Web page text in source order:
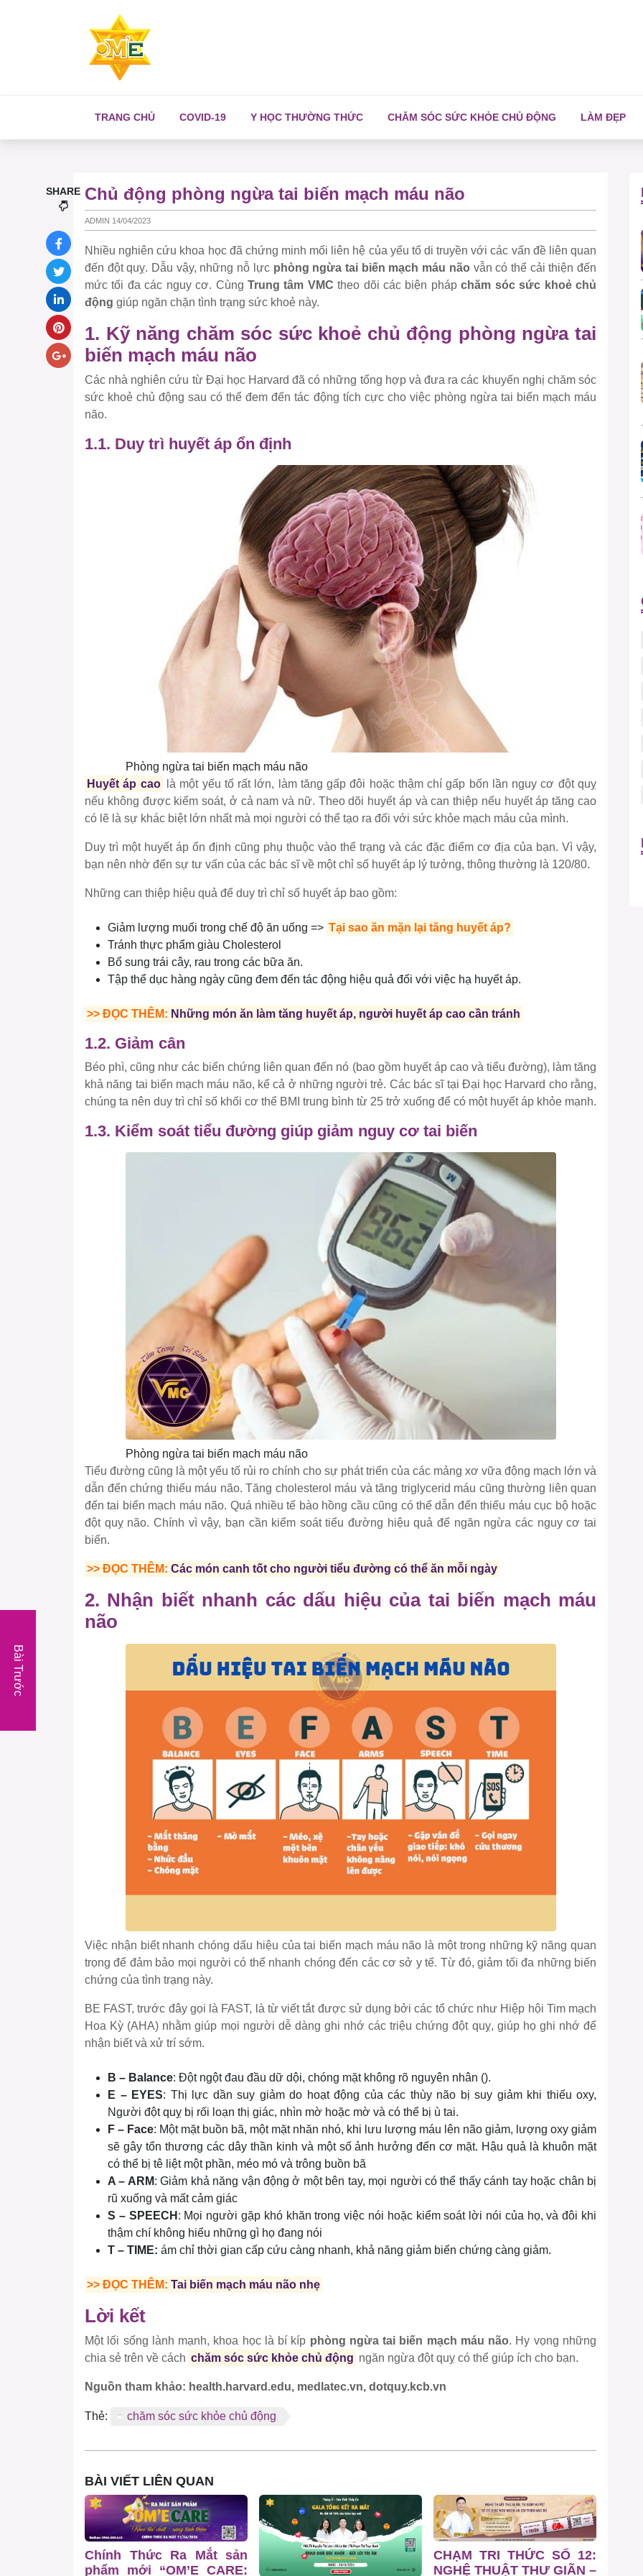
TRANG CHỦ COVID-19 Y HỌC THƯỜNG THỨC CHĂM SÓC SỨC KHỎE CHỦ ĐỘNG LÀM ĐẸP
Chủ động phòng ngừa tai biến mạch máu não
ADMIN 14/04/2023
Nhiều nghiên cứu khoa học đã chứng minh mối liên hệ của yếu tố di truyền với các vấn đề liên quan
đến đột quỵ. Dẫu vậy, những nỗ lực phòng ngừa tai biến mạch máu não vẫn có thể cải thiện đến
mức tối đa các nguy cơ. Cùng Trung tâm VMC theo dõi các biện phápchăm sóc sức khoẻ chủ
động giúp ngăn chặn tình trạng sức khoẻ này.
1. Kỹ năng chăm sóc sức khoẻ chủ động phòng ngừa tai
biến mạch máu não
Các nhà nghiên cứu từ Đại học Harvard đã có những tổng hợp và đưa ra các khuyến nghị chăm sóc
sức khoẻ chủ động sau có thể đem đến tác động tích cực cho việc phòng ngừa tai biến mạch máu
não.
1.1. Duy trì huyết áp ổn định
Phòng ngừa tai biến mạch máu não
Huyết áp cao
là một yếu tố rất lớn, làm tăng gấp đôi hoặc thậm chí gấp bốn lần nguy cơ đột quỵ
nếu không được kiểm soát, ở cả nam và nữ. Theo dõi huyết áp và can thiệp nếu huyết áp tăng cao
có lẽ là sự khác biệt lớn nhất mà mọi người có thể tạo ra đối với sức khỏe mạch máu của mình.
Duy trì một huyết áp ổn định cũng phụ thuộc vào thể trạng và các đặc điểm cơ địa của bạn. Vì vậy,
bạn nên nhờ đến sự tư vấn của các bác sĩ về một chỉ số huyết áp lý tưởng, thông thường là 120/80.
Những can thiệp hiệu quả để duy trì chỉ số huyết áp bao gồm:
Giảm lượng muối trong chế độ ăn uống => Tại sao ăn mặn lại tăng huyết áp?
Tránh thực phẩm giàu Cholesterol
Bổ sung trái cây, rau trong các bữa ăn.
Tập thể dục hàng ngày cũng đem đến tác động hiệu quả đối với việc hạ huyết áp.
>> ĐỌC THÊM: Những món ăn làm tăng huyết áp, người huyết áp cao cần tránh
1.2. Giảm cân
Béo phì, cũng như các biến chứng liên quan đến nó (bao gồm huyết áp cao và tiểu đường), làm tăng
khả năng tai biến mạch máu não, kể cả ở những người trẻ. Các bác sĩ tại Đại học Harvard cho rằng,
chúng ta nên duy trì chỉ số khối cơ thể BMI trung bình từ 25 trở xuống để có một huyết áp khỏe mạnh.
1.3. Kiểm soát tiểu đường giúp giảm nguy cơ tai biến
Phòng ngừa tai biến mạch máu não
Tiểu đường cũng là một yếu tố rủi ro chính cho sự phát triển của các mảng xơ vữa động mạch lớn và
dẫn đến chứng thiếu máu não. Tăng cholesterol máu và tăng triglycerid máu cũng thường liên quan
đến tai biến mạch máu não. Quá nhiều tế bào hồng cầu cũng có thể dẫn đến thiếu máu cục bộ hoặc
đột quỵ não. Chính vì vậy, bạn cần kiểm soát tiểu đường hiệu quả để ngăn ngừa các nguy cơ tai
biến.
>> ĐỌC THÊM:Các món canh tốt cho người tiểu đường có thể ăn mỗi ngày
2. Nhận biết nhanh các dấu hiệu của tai biến mạch máu
não
Việc nhận biết nhanh chóng dấu hiệu của tai biến mạch máu não là một trong những kỹ năng quan
trọng để đảm bảo mọi người có thể nhanh chóng đến các cơ sở y tế. Từ đó, giảm tối đa những biến
chứng của tình trạng này.
BE FAST, trước đây gọi là FAST, là từ viết tắt được sử dụng bởi các tổ chức như Hiệp hội Tim mạch
Hoa Kỳ (AHA) nhằm giúp mọi người dễ dàng ghi nhớ các triệu chứng đột quỵ, giúp họ ghi nhớ để
nhận biết và xử trí sớm.
B – Balance: Đột ngột đau đầu dữ dội, chóng mặt không rõ nguyên nhân ().
E – EYES: Thị lực dần suy giảm do hoạt động của các thùy não bị suy giảm khi thiếu oxy,
Người đột quỵ bị rối loạn thị giác, nhìn mờ hoặc mờ và có thể bị ù tai.
F – Face: Một mặt buồn bã, một mặt nhăn nhó, khi lưu lượng máu lên não giảm, lượng oxy giảm
sẽ gây tổn thương các dây thần kinh và một số ảnh hưởng đến cơ mặt. Hậu quả là khuôn mặt
có thể bị tê liệt một phần, méo mó và trông buồn bã
A – ARM: Giảm khả năng vận động ở một bên tay, mọi người có thể thấy cánh tay hoặc chân bị
rũ xuống và mất cảm giác
S – SPEECH : Mọi người gặp khó khăn trong việc nói hoặc kiểm soát lời nói của họ, và đôi khi
thậm chí không hiểu những gì họ đang nói
T – TIME: ám chỉ thời gian cấp cứu càng nhanh, khả năng giảm biến chứng càng giảm.
>> ĐỌC THÊM:Tai biến mạch máu não nhẹ
Lời kết
Một lối sống lành mạnh, khoa học là bí kíp phòng ngừa tai biến mạch máu não. Hy vọng những
chia sẻ trên về cách chăm sóc sức khỏe chủ động ngăn ngừa đột quỵ có thể giúp ích cho bạn.
Nguồn tham khảo: health.harvard.edu, medlatec.vn, dotquy.kcb.vn
Thẻ: chăm sóc sức khỏe chủ động
SHARE
BÀI VIẾT LIÊN QUAN
Chính Thức Ra Mắt sản
phẩm mới “OM’E CARE:
CHẠM TRI THỨC SỐ 12:
NGHỆ THUẬT THƯ GIÃN –
Bài Trước